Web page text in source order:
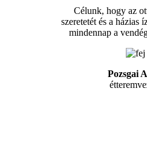
Célunk, hogy az
szeretetét és a házias
mindennap a
Pozsgai